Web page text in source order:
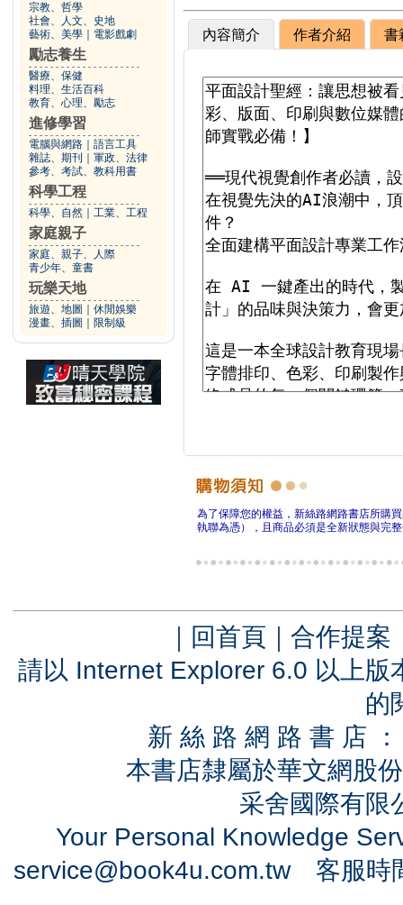
宗教、哲學
社會、人文、史地
藝術、美學
電影戲劇
勵志養生
醫療、保健
料理、生活百科
教育、心理、勵志
進修學習
電腦與網路
語言工具
雜誌、期刊
軍政、法律
參考、考試、教科用書
科學工程
科學、自然 工業、工程
家庭親子
家庭、親子、人際
青少年、童書
玩樂天地
旅遊、地圖
休閒娛樂
漫畫、插圖
限制級
內容簡介 作者介紹 書
為了保障您的權益，新絲路網路書店所購
執聯為憑），且商品必須是全新狀態與完
｜ 回首頁 ｜ 合作提案
請以 Internet Explorer 6.0 以上
的
新 絲 路 網 路 書 店
本書店隸屬於華文網股
采舍國際有
Your Personal Knowledge
service@book4u.com.tw客服時